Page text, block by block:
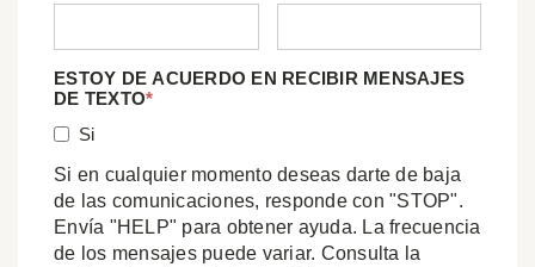
ESTOY DE ACUERDO EN RECIBIR MENSAJES
DE TEXTO*
Si
Si en cualquier momento deseas darte de baja
de las comunicaciones, responde con "STOP".
Envía "HELP" para obtener ayuda. La frecuencia
de los mensajes puede variar. Consulta la